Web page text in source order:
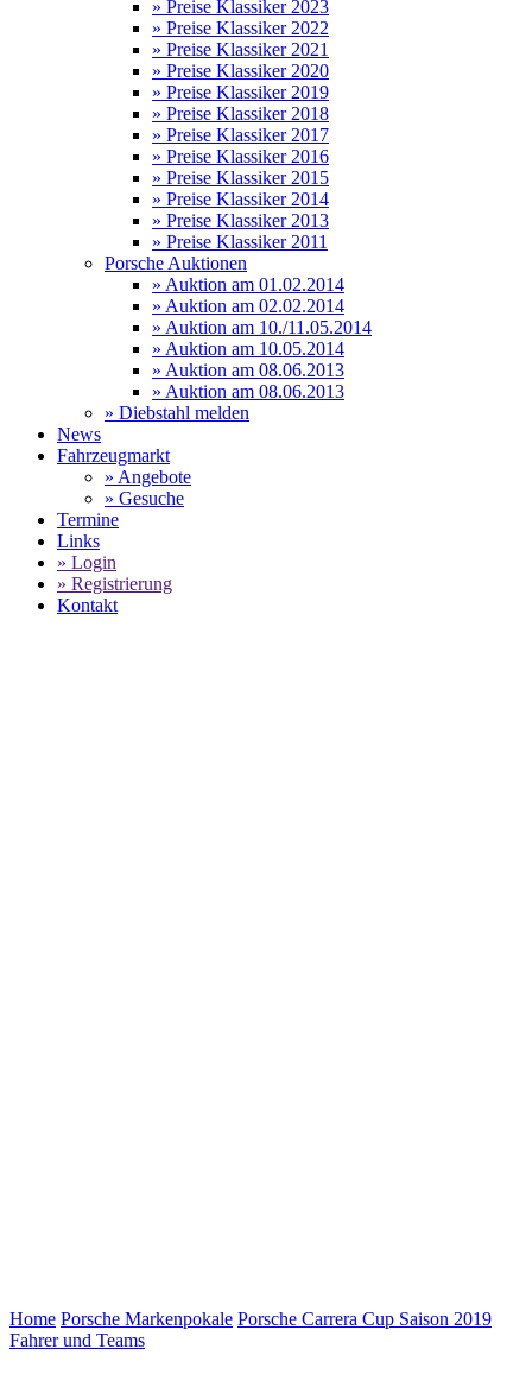
» Preise Klassiker 2023
» Preise Klassiker 2022
» Preise Klassiker 2021
» Preise Klassiker 2020
» Preise Klassiker 2019
» Preise Klassiker 2018
» Preise Klassiker 2017
» Preise Klassiker 2016
» Preise Klassiker 2015
» Preise Klassiker 2014
» Preise Klassiker 2013
» Preise Klassiker 2011
Porsche Auktionen
» Auktion am 01.02.2014
» Auktion am 02.02.2014
» Auktion am 10./11.05.2014
» Auktion am 10.05.2014
» Auktion am 08.06.2013
» Auktion am 08.06.2013
» Diebstahl melden
News
Fahrzeugmarkt
» Angebote
» Gesuche
Termine
Links
» Login
» Registrierung
Kontakt
Home Porsche Markenpokale Porsche Carrera Cup Saison 2019
Fahrer und Teams